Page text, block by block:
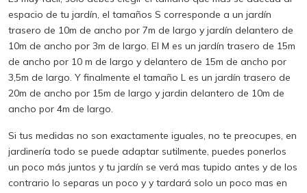
espacio de tu jardín, el tamaños S corresponde a un jardín
trasero de 10m de ancho por 7m de largo y jardín delantero de
10m de ancho por 3m de largo. El M es un jardín trasero de 15m
de ancho por 10 m de largo y delantero de 15m de ancho por
3,5m de largo. Y finalmente el tamaño L es un jardín trasero de
20m de ancho por 15m de largo y jardin delantero de 10m de
ancho por 4m de largo.
Si tus medidas no son exactamente iguales, no te preocupes, en
jardinería todo se puede adaptar sutilmente, puedes ponerlos
un poco más juntos y tu jardín se verá mas tupido antes y de los
contrario lo separas un poco y y tardará solo un poco mas en